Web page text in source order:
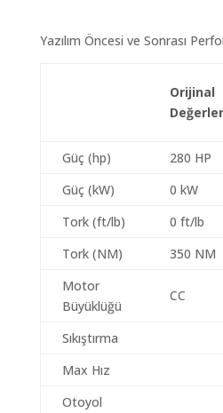
Yazılım Öncesi ve Sonrası
Orijinal
Değerler
Güç (hp) 280 HP
Güç (kW)
0 kW
Tork (ft/lb)
0 ft/lb
Tork (NM)
350 NM
Motor
Büyüklüğü
CC
Sıkıştırma
Max Hız
Otoyol